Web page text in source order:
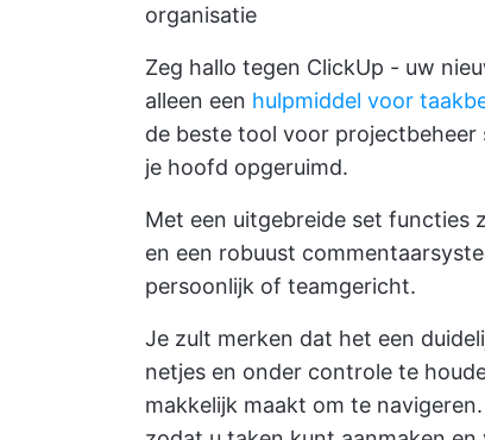
organisatie
Zeg hallo tegen ClickUp - uw
alleen een hulpmiddel voor
de beste tool voor projectbeheer
je hoofd opgeruimd.
Met een uitgebreide set functies
en een robuust
persoonlijk of teamgericht.
Je zult merken dat het een
netjes en onder controle te
makkelijk maakt om te